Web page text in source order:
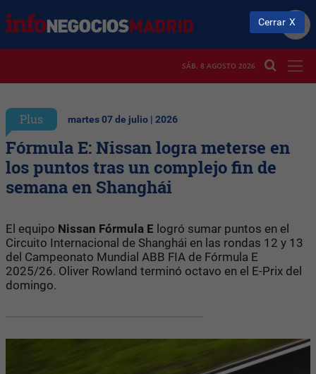
SÁB. 8 AGOSTO 2026
Plus martes 07 de julio | 2026
Fórmula E: Nissan logra meterse en
los puntos tras un complejo fin de
semana en Shanghái
El equipo Nissan Fórmula E logró sumar puntos en el
Circuito Internacional de Shanghái en las rondas 12 y 13
del Campeonato Mundial ABB FIA de Fórmula E
2025/26. Oliver Rowland terminó octavo en el E-Prix del
domingo.
Cerrar